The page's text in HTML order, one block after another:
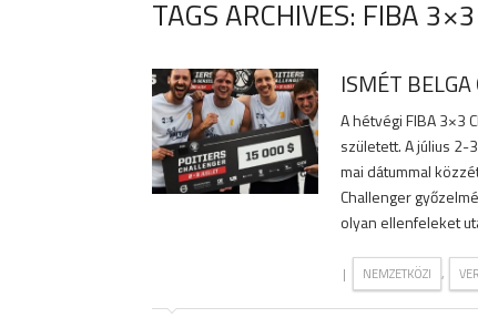
TAGS ARCHIVES: FIBA
ISMÉT
A hétvégi FIBA 3×3
született. A július
mai dátummal
Challenger
olyan ellenfeleket
| NEMZETKÖZI ,